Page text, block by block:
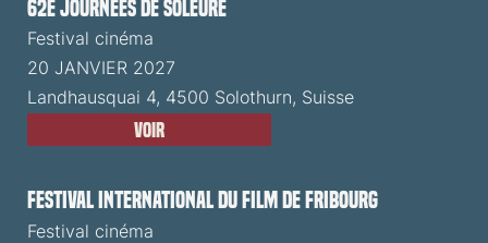
62e Journées de Soleure
Festival cinéma
20 JANVIER 2027
Landhausquai 4, 4500 Solothurn, Suisse
Voir
Festival International du Film de Fribourg
Festival cinéma